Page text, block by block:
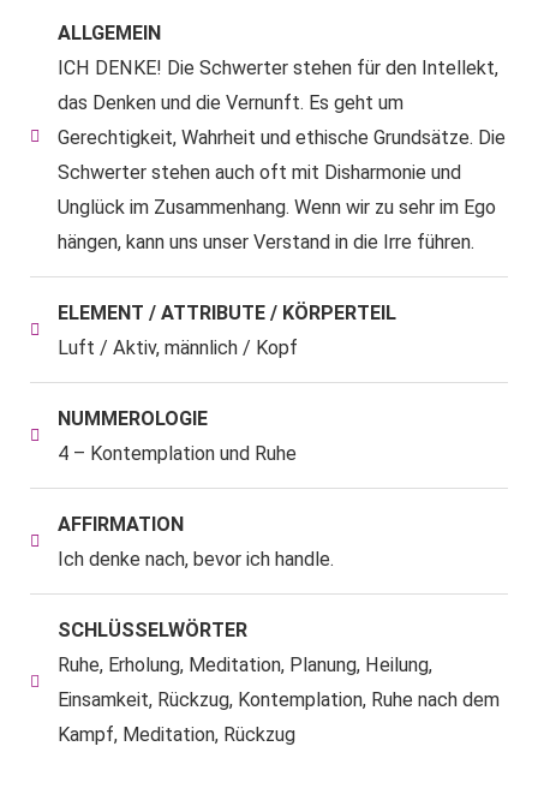
ALLGEMEIN
ICH DENKE! Die Schwerter stehen für den Intellekt,
das Denken und die Vernunft. Es geht um
Gerechtigkeit, Wahrheit und ethische Grundsätze. Die
Schwerter stehen auch oft mit Disharmonie und
Unglück im Zusammenhang. Wenn wir zu sehr im Ego
hängen, kann uns unser Verstand in die Irre führen.
ELEMENT / ATTRIBUTE / KÖRPERTEIL
Luft / Aktiv, männlich / Kopf
NUMMEROLOGIE
4 – Kontemplation und Ruhe
AFFIRMATION
Ich denke nach, bevor ich handle.
SCHLÜSSELWÖRTER
Ruhe, Erholung, Meditation, Planung, Heilung,
Einsamkeit, Rückzug, Kontemplation, Ruhe nach dem
Kampf, Meditation, Rückzug